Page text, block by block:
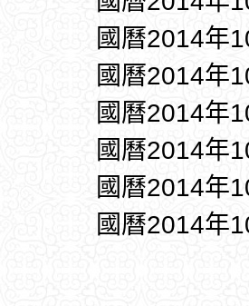
國曆2014年
國曆2014年
國曆2014年
國曆2014年
國曆2014年
國曆2014年